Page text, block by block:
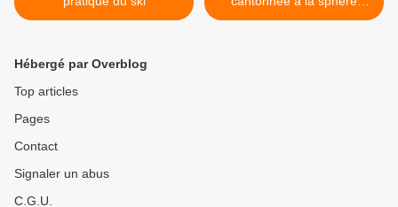
privée" (Rencontre de
Hébergé par Overblog
Top articles
Pages
Contact
Signaler un abus
C.G.U.